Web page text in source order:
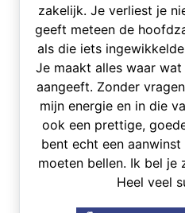
zakelijk. Je verliest je
geeft meteen de
als die iets
Je maakt alles waar
aangeeft. Zonder
mijn energie en in die
ook een prettige,
bent echt een
moeten bellen. Ik bel je
Heel veel